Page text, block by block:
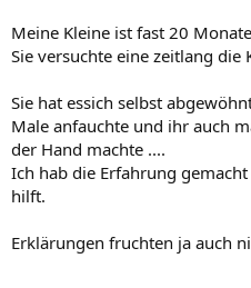
Meine Kleine ist fast 20
Sie versuchte eine zeitlang die
Sie hat essich selbst
Male anfauchte und ihr auch
der Hand machte ....
Ich hab die Erfahrung
hilft.
Erklärungen fruchten ja auch